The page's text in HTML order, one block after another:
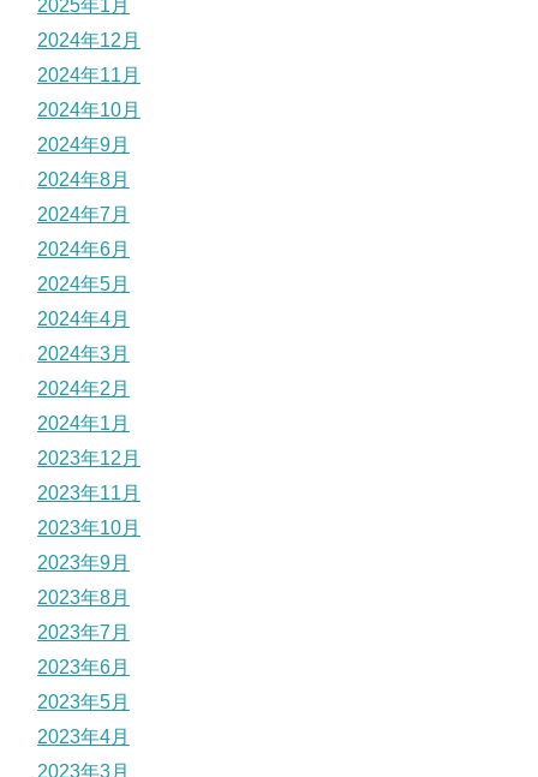
2025年1月
2024年12月
2024年11月
2024年10月
2024年9月
2024年8月
2024年7月
2024年6月
2024年5月
2024年4月
2024年3月
2024年2月
2024年1月
2023年12月
2023年11月
2023年10月
2023年9月
2023年8月
2023年7月
2023年6月
2023年5月
2023年4月
2023年3月